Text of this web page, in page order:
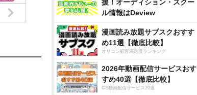
援！オーディション・スクー
ル情報はDeview
漫画読み放題サブスクおすす
め11選【徹底比較】
オリコン顧客満足度ランキング
2026年動画配信サービスおす
すめ40選【徹底比較】
CS動画配信サービス20選